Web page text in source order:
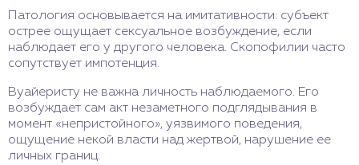
Патология основывается на имитативности: субъект
острее ощущает сексуальное возбуждение, если
наблюдает его у другого человека. Скопофилии часто
сопутствует импотенция.
Вуайеристу не важна личность наблюдаемого. Его
возбуждает сам акт незаметного подглядывания в
момент «непристойного», уязвимого поведения,
ощущение некой власти над жертвой, нарушение ее
личных границ.